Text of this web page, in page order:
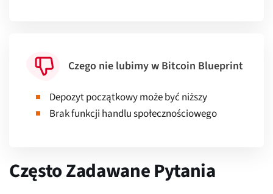
Czego nie lubimy w Bitcoin Blueprint
Depozyt początkowy może być niższy
Brak funkcji handlu społecznościowego
Często Zadawane Pytania